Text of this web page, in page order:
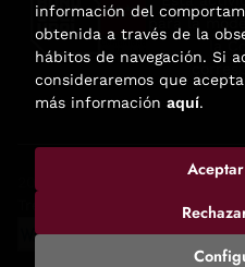
para la
la
.
información del
obtenida a través de la
hábitos de navegación. Si
consideraremos que
más información aquí.